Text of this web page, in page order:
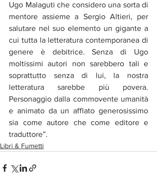
Ugo Malaguti che considero una sorta di
mentore assieme a Sergio Altieri, per
salutare nel suo elemento un gigante a
cui tutta la letteratura contemporanea di
genere è debitrice. Senza di Ugo
moltissimi autori non sarebbero tali e
soprattutto senza di lui, la nostra
letteratura sarebbe più povera.
Personaggio dalla commovente umanità
e animato da un afflato generosissimo
sia come autore che come editore e
traduttore”.
Libri & Fumetti